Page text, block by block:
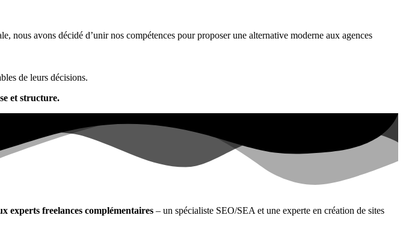
nous avons décidé d’unir nos compétences pour proposer une alternative moderne aux agences
de leurs décisions.
et structure.
experts freelances complémentaires – un spécialiste SEO/SEA et une experte en création de sites